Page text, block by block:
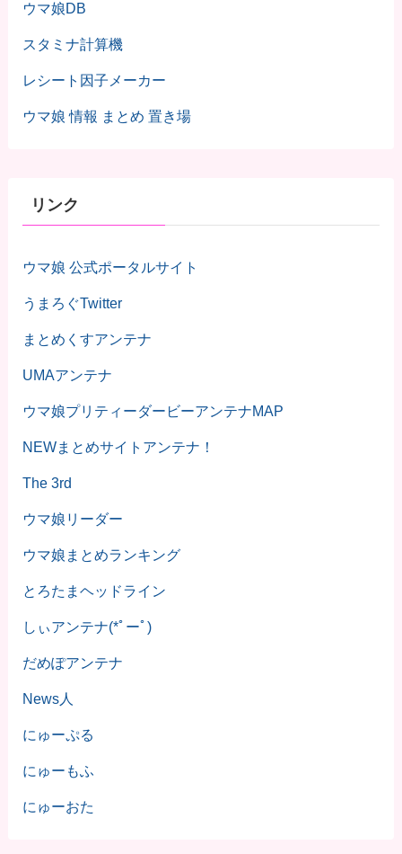
ウマ娘DB
スタミナ計算機
レシート因子メーカー
ウマ娘 情報 まとめ 置き場
リンク
ウマ娘 公式ポータルサイト
うまろぐTwitter
まとめくすアンテナ
UMAアンテナ
ウマ娘プリティーダービーアンテナMAP
NEWまとめサイトアンテナ！
The 3rd
ウマ娘リーダー
ウマ娘まとめランキング
とろたまヘッドライン
しぃアンテナ(*ﾟーﾟ)
だめぽアンテナ
News人
にゅーぷる
にゅーもふ
にゅーおた